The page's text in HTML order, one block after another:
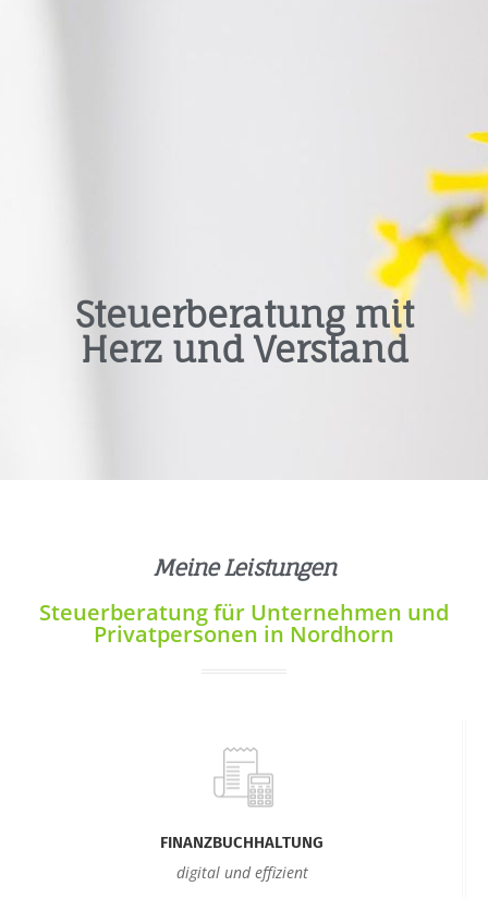
Steuerberatung mit
Herz und Verstand
Meine Leistungen
Steuerberatung für Unternehmen und
Privatpersonen in Nordhorn
FINANZBUCHHALTUNG
digital und effizient